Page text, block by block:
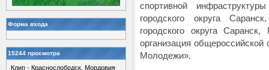
Форма входа
15244 просмотра
Клип - Краснослободск, Мордовия
спортивной
городского округа
городского округа
организация
Молодежи».